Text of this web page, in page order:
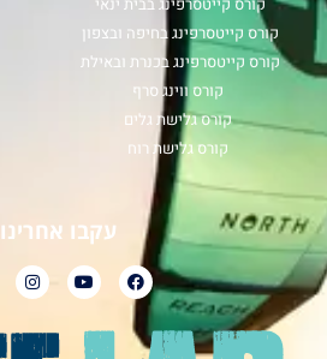
קורס קייטסרפינג בחיפה ובצפון
קורס קייטסרפינג בכנרת ובאילת
קורס ווינג סרף
קורס גלישת גלים
קורס גלישת רוח
עקבו אחרינו